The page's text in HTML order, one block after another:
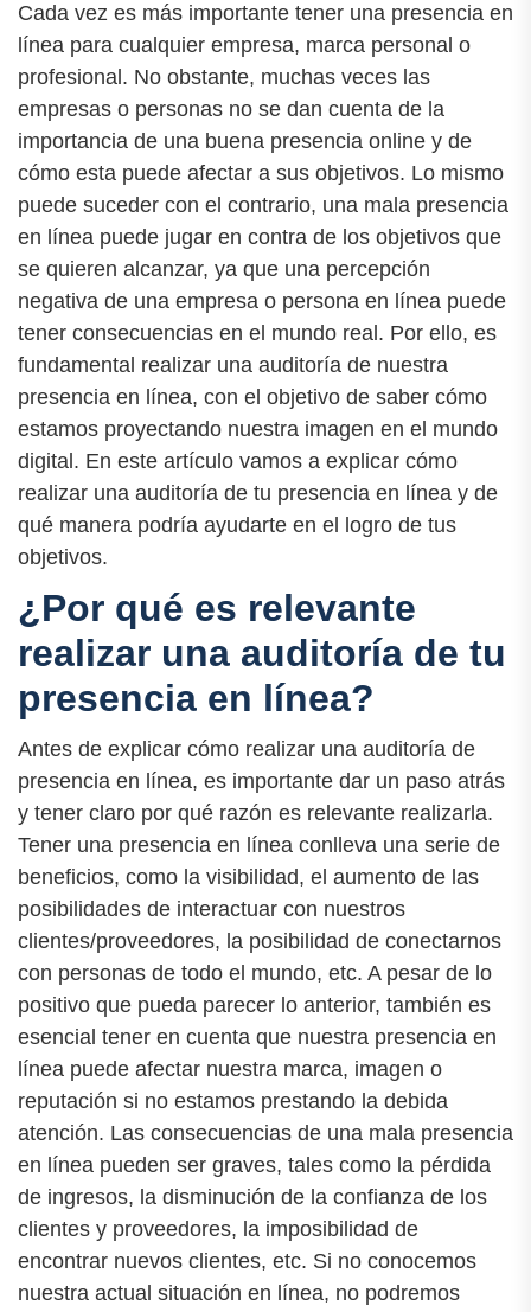
Cada vez es más importante tener una presencia en
línea para cualquier empresa, marca personal o
profesional. No obstante, muchas veces las
empresas o personas no se dan cuenta de la
importancia de una buena presencia online y de
cómo esta puede afectar a sus objetivos. Lo mismo
puede suceder con el contrario, una mala presencia
en línea puede jugar en contra de los objetivos que
se quieren alcanzar, ya que una percepción
negativa de una empresa o persona en línea puede
tener consecuencias en el mundo real. Por ello, es
fundamental realizar una auditoría de nuestra
presencia en línea, con el objetivo de saber cómo
estamos proyectando nuestra imagen en el mundo
digital. En este artículo vamos a explicar cómo
realizar una auditoría de tu presencia en línea y de
qué manera podría ayudarte en el logro de tus
objetivos.
¿Por qué es relevante
realizar una auditoría de tu
presencia en línea?
Antes de explicar cómo realizar una auditoría de
presencia en línea, es importante dar un paso atrás
y tener claro por qué razón es relevante realizarla.
Tener una presencia en línea conlleva una serie de
beneficios, como la visibilidad, el aumento de las
posibilidades de interactuar con nuestros
clientes/proveedores, la posibilidad de conectarnos
con personas de todo el mundo, etc. A pesar de lo
positivo que pueda parecer lo anterior, también es
esencial tener en cuenta que nuestra presencia en
línea puede afectar nuestra marca, imagen o
reputación si no estamos prestando la debida
atención. Las consecuencias de una mala presencia
en línea pueden ser graves, tales como la pérdida
de ingresos, la disminución de la confianza de los
clientes y proveedores, la imposibilidad de
encontrar nuevos clientes, etc. Si no conocemos
nuestra actual situación en línea, no podremos